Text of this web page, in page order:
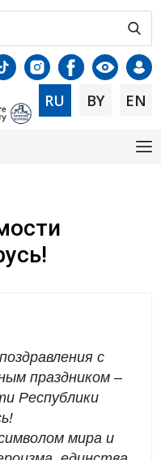
RU BY EN
с
праздником –
Республики
мира и